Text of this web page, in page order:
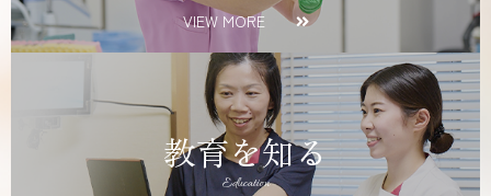
VIEW MORE
教育を知る
Education